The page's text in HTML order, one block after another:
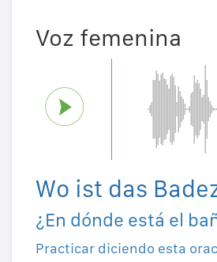
Voz femenina
Wo ist das
¿En dónde está el
Practicar diciendo esta